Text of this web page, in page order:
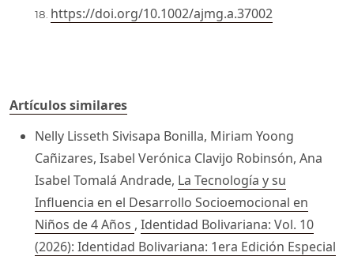
https://doi.org/10.1002/ajmg.a.37002
Artículos similares
Nelly Lisseth Sivisapa Bonilla, Miriam Yoong
Cañizares, Isabel Verónica Clavijo Robinsón, Ana
Isabel Tomalá Andrade, La Tecnología y su
Influencia en el Desarrollo Socioemocional en
Niños de 4 Años , Identidad Bolivariana: Vol. 10
(2026): Identidad Bolivariana: 1era Edición Especial